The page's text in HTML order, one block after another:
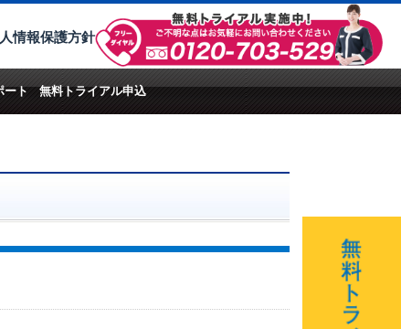
情報保護方針
ート 無料トライアル申込